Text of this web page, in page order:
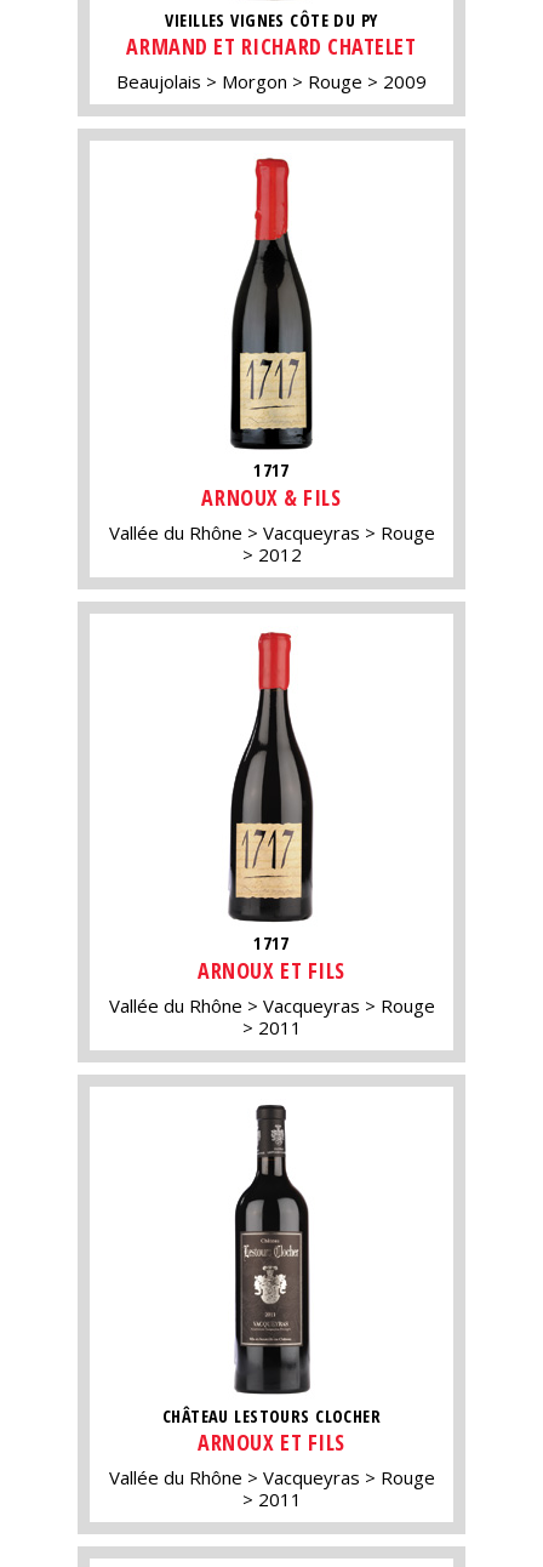
VIEILLES VIGNES CÔTE DU PY
ARMAND ET RICHARD CHATELET
Beaujolais Morgon Rouge 2009
1717
ARNOUX & FILS
Vallée du Rhône Vacqueyras
Rouge
2012
1717
ARNOUX ET FILS
Vallée du Rhône Vacqueyras
Rouge
2011
CHÂTEAU LESTOURS CLOCHER
ARNOUX ET FILS
Vallée du Rhône Vacqueyras
Rouge
2011